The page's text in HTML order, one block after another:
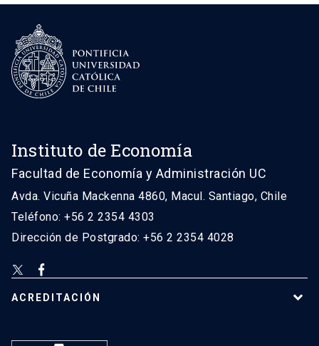
Instituto de Economía
Facultad de Economía y Administración UC
Avda. Vicuña Mackenna 4860, Macul. Santiago, Chile
Teléfono: +56 2 2354 4303
Dirección de Postgrado: +56 2 2354 4028
ACREDITACIÓN